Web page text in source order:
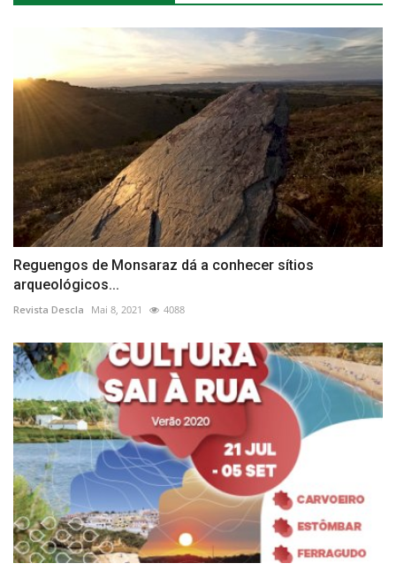
Reguengos de Monsaraz dá a conhecer sítios
arqueológicos...
Revista Descla Mai 8, 2021 4088